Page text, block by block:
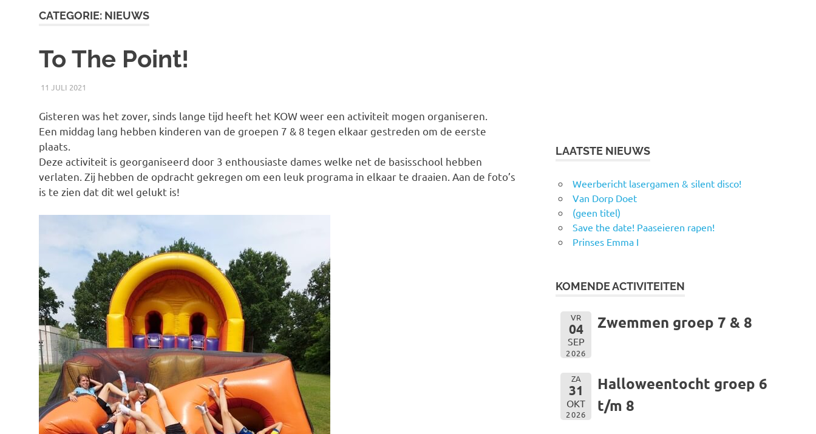
Ontspannings
Werk
CATEGORIE: NIEUWS
To The Point!
11 JULI 2021
Gisteren was het zover, sinds lange tijd heeft het KOW weer een activiteit mogen organiseren.
Een middag lang hebben kinderen van de groepen 7 & 8 tegen elkaar gestreden om de eerste
plaats.
Deze activiteit is georganiseerd door 3 enthousiaste dames welke net de basisschool hebben
verlaten. Zij hebben de opdracht gekregen om een leuk programa in elkaar te draaien. Aan de foto’s
is te zien dat dit wel gelukt is!
LAATSTE NIEUWS
Weerbericht lasergamen & silent disco!
Van Dorp Doet
(geen titel)
Save the date! Paaseieren rapen!
Prinses Emma I
KOMENDE ACTIVITEITEN
VR
04
SEP
2026
Zwemmen groep 7 & 8
ZA
31
OKT
2026
Halloweentocht groep 6
t/m 8